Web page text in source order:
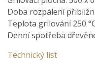
Doba rozpálení
Teplota grilování 250
Denní spotřeba
Technický list